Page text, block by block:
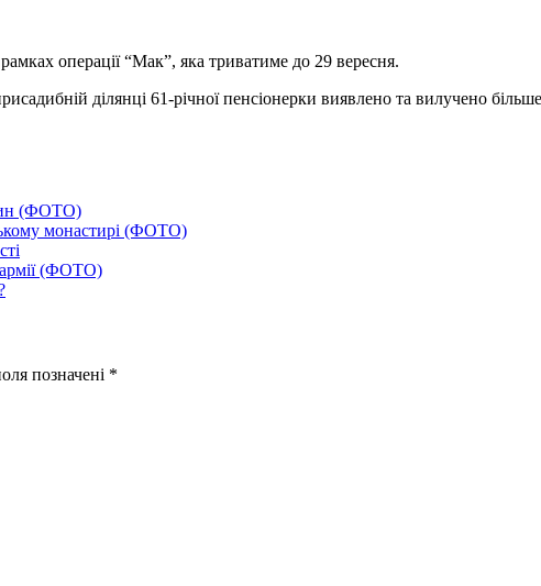
операції “Мак”, яка триватиме до 29 вересня.
ділянці 61-річної пенсіонерки виявлено та вилучено
(ФОТО)
монастирі (ФОТО)
(ФОТО)
позначені *